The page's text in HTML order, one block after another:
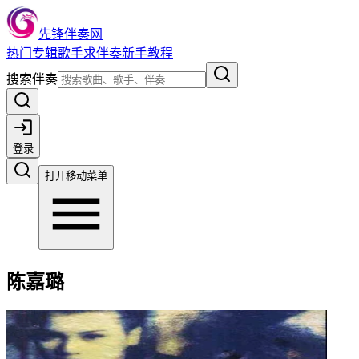
先锋伴奏网
热门 专辑歌手求伴奏新手教程
搜索伴奏
登录
打开移动菜单
陈嘉璐